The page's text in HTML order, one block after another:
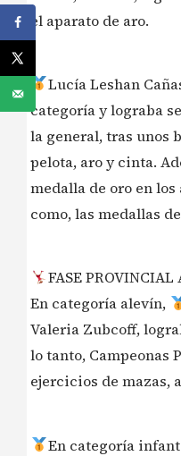
el aparato de aro.
Lucía Leshan
categoría y lograba
la general, tras unos
pelota, aro y cinta.
medalla de oro en
como, las medallas
FASE PROVINCIAL
En categoría alevín,
Valeria Zubcoff,
lo tanto, Campeonas
ejercicios de mazas,
En categoría